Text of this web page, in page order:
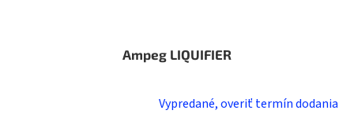
Ampeg LIQUIFIER
Vypredané, overiť termín dodania